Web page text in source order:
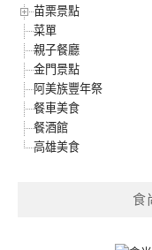
苗栗景點
菜單
親子餐廳
金門景點
阿美族豐年祭
餐車美食
餐酒館
高雄美食
食